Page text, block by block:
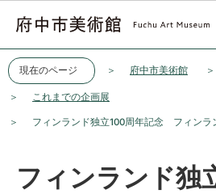
現在のページ 府中市美術館
これまでの企画展
フィンランド独立100周年記念 フィンラ
フィンランド独